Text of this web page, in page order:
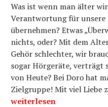
Was ist wenn man älter
Verantwortung für
übernehmen? Etwas
nichts, oder? Mit dem
Gehör schlechter, wir
sogar Hörgeräte, verträgt
von Heute? Bei Doro hat
Zielgruppe! Mit viel Liebe
PhoneEasy 740 – Doro
weiterlesen